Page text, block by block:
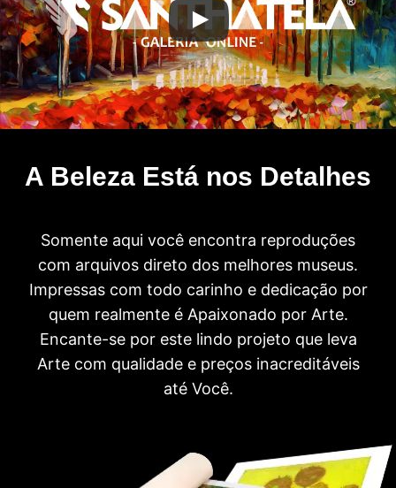
A Beleza Está nos Detalhes
Somente aqui você encontra reproduções
com arquivos direto dos melhores museus.
Impressas com todo carinho e dedicação por
quem realmente é Apaixonado por Arte.
Encante-se por este lindo projeto que leva
Arte com qualidade e preços inacreditáveis
até Você.